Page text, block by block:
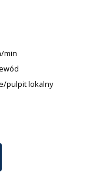
min
pulpit lokalny